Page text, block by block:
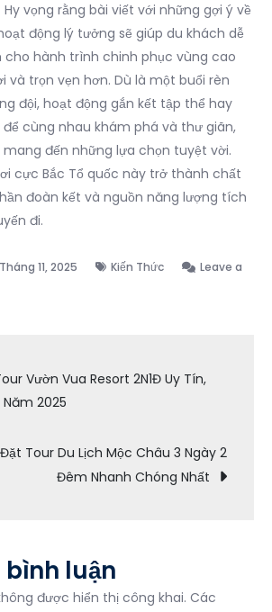
vọng rằng bài viết với những gợi ý về
động lý tưởng sẽ giúp du khách dễ
cho hành trình chinh phục vùng cao
và trọn vẹn hơn. Dù là một buổi rèn
đội, hoạt động gắn kết tập thể hay
cùng nhau khám phá và thư giãn,
mang đến những lựa chọn tuyệt vời.
cực Bắc Tổ quốc này trở thành chất
đoàn kết và nguồn năng lượng tích
đi.
11, 2025 Kiến Thức
Leave a
Vườn Vua Resort 2N1Đ Uy Tín,
2025
Tour Du Lịch Mộc Châu 3 Ngày 2
Đêm Nhanh Chóng Nhất
luận
được hiển thị công khai. Các